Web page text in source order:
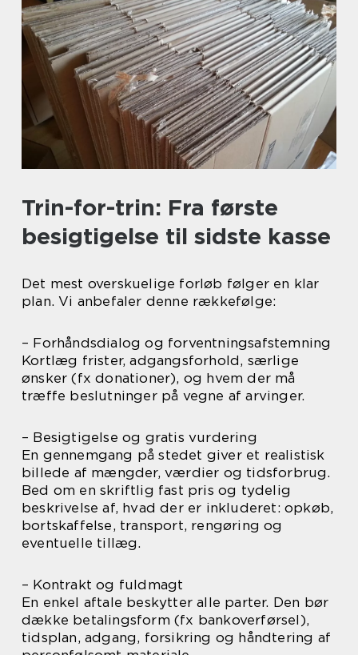
Trin-for-trin: Fra første
besigtigelse til sidste kasse
Det mest overskuelige forløb følger en klar
plan. Vi anbefaler denne rækkefølge:
– Forhåndsdialog og forventningsafstemning
Kortlæg frister, adgangsforhold, særlige
ønsker (fx donationer), og hvem der må
træffe beslutninger på vegne af arvinger.
– Besigtigelse og gratis vurdering
En gennemgang på stedet giver et realistisk
billede af mængder, værdier og tidsforbrug.
Bed om en skriftlig fast pris og tydelig
beskrivelse af, hvad der er inkluderet: opkøb,
bortskaffelse, transport, rengøring og
eventuelle tillæg.
– Kontrakt og fuldmagt
En enkel aftale beskytter alle parter. Den bør
dække betalingsform (fx bankoverførsel),
tidsplan, adgang, forsikring og håndtering af